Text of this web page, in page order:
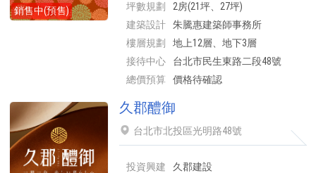
銷售中(預售)
坪數規劃
2房(21坪、27坪)
建築設計
朱騰惠建築師事務所
樓層規劃
地上12層、地下3層
接待中心
台北市民生東路二段48號
總價預算
價格待確認
久郡醴御
台北市北投區光明路48號
投資興建
久郡建設